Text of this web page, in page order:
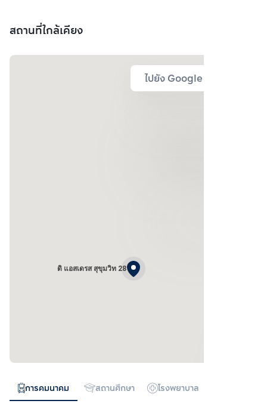
สถานที่ใกล้เคียง
ไปยัง Google Map
ดิ แอสเดรส สุขุมวิท 28
การคมนาคม สถานศึกษา โรงพยาบาล